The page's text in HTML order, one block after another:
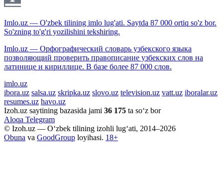
Imlo.uz — O'zbek tilining imlo lug'ati. Saytda 87 000 ortiq so'z bor.
So'zning to'g'ri yozilishini tekshiring.
Imlo.uz — Орфографический словарь узбекского языка
позволяющий проверить правописание узбекских слов на
латинице и кириллице. В базе более 87 000 слов.
imlo.uz
ibora.uz salsa.uz skripka.uz slovo.uz television.uz vatt.uz iboralar.uz
resumes.uz havo.uz
Izoh.uz saytining bazasida jami 36 175 ta so‘z bor
Aloqa Telegram
© Izoh.uz — O‘zbek tilining izohli lug‘ati, 2014–2026
Obuna va GoodGroup loyihasi. 18+